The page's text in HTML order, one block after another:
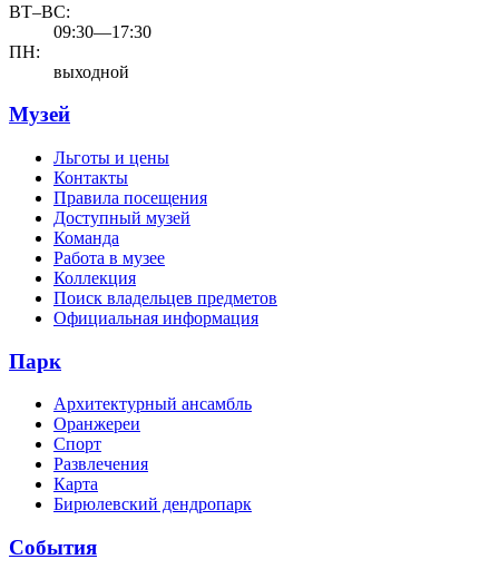
ВТ–ВС:
09:30—17:30
ПН:
выходной
Музей
Льготы и цены
Контакты
Правила посещения
Доступный музей
Команда
Работа в музее
Коллекция
Поиск владельцев предметов
Официальная информация
Парк
Архитектурный ансамбль
Оранжереи
Спорт
Развлечения
Карта
Бирюлевский дендропарк
События